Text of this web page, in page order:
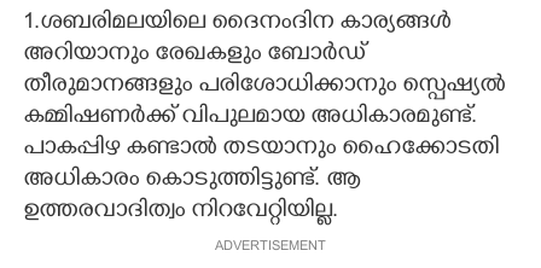
1.ശബരിമലയിലെ ദൈനംദിന കാര്യങ്ങൾ
അറിയാനും രേഖകളും ബോർഡ്
തീരുമാനങ്ങളും പരിശോധിക്കാനും സ്പെഷ്യൽ
കമ്മിഷണർക്ക് വിപുലമായ അധികാരമുണ്ട്.
പാകപ്പിഴ കണ്ടാൽ തടയാനും ഹൈക്കോടതി
അധികാരം കൊടുത്തിട്ടുണ്ട്. ആ
ഉത്തരവാദിത്വം നിറവേറ്റിയില്ല.
ADVERTISEMENT